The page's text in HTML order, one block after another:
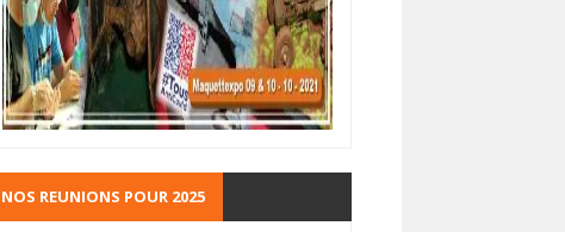
NOS REUNIONS POUR 2025